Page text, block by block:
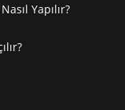
Yapılır?